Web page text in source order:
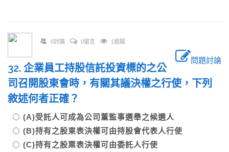
0討論 0留言 1追蹤
問題討論
32. 企業員工持股信託投資標的之公
司召開股東會時，有關其議決權之行使，下列
敘述何者正確？
(A)受託人可成為公司董監事選舉之候選人
(B)持有之股東表決權可由持股會代表人行使
(C)持有之股票表決權可由委託人行使